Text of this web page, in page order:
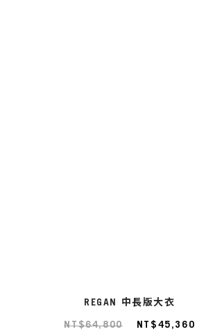
REGAN 中長版大衣
NT$45,360
NT$64,800